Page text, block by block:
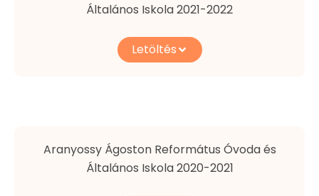
Általános Iskola 2021-2022
Letöltés
Aranyossy Ágoston Református Óvoda és
Általános Iskola 2020-2021